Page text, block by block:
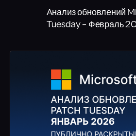
Анализ обновлений
Tuesday – Февраль